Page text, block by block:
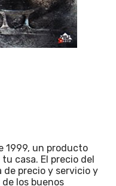
1999, un producto
casa. El precio del
precio y servicio y
los buenos